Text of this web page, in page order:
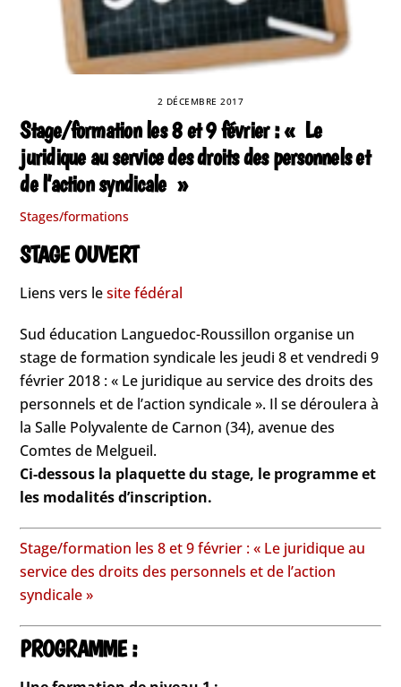
2 DÉCEMBRE 2017
Stage/formation les 8 et 9 février : « Le
juridique au service des droits des personnels et
de l’action syndicale »
Stages/formations
STAGE OUVERT
Liens vers lesite fédéral
Sud éducation Languedoc-Roussillon organise un
stage de formation syndicale les jeudi 8 et vendredi 9
février 2018 : « Le juridique au service des droits des
personnels et de l’action syndicale ». Il se déroulera à
la Salle Polyvalente de Carnon (34), avenue des
Comtes de Melgueil.
Ci-dessous la plaquette du stage, le programme et
les modalités d’inscription.
Stage/formation les 8 et 9 février : « Le juridique au
service des droits des personnels et de l’action
syndicale »
PROGRAMME :